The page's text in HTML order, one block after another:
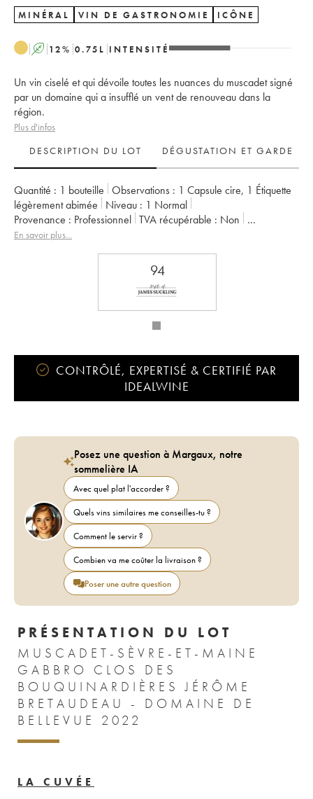
MINÉRAL VIN DE GASTRONOMIE ICÔNE
A 12% 0.75 L INTENSITÉ
Un vin ciselé et qui dévoile toutes les nuances du muscadet signé
par un domaine qui a insufflé un vent de renouveau dans la
région.
Plus d'infos
DESCRIPTION DU LOT
DÉGUSTATION ET GARDE
Quantité : 1 bouteille Observations : 1 Capsule cire, 1 Étiquette
légèrement abimée
Niveau : 1 Normal
Provenance :
professionnel TVA récupérable :
non
Région :
Vallée de la Loire
Jérôme Bretaudeau - Domaine de Bellevue
En savoir plus...
94
CONTRÔLÉ, EXPERTISÉ & CERTIFIÉ PAR
IDEALWINE
Posez une question à Margaux, notre
sommelière IA
Avec quel plat l'accorder ?
Quels vins similaires me conseilles-tu ?
Comment le servir ?
Combien va me coûter la livraison ?
Poser une autre question
PRÉSENTATION DU LOT
MUSCADET-SÈVRE-ET-MAINE
GABBRO CLOS DES
BOUQUINARDIÈRES JÉRÔME
BRETAUDEAU - DOMAINE DE
BELLEVUE 2022
LA CUVÉE